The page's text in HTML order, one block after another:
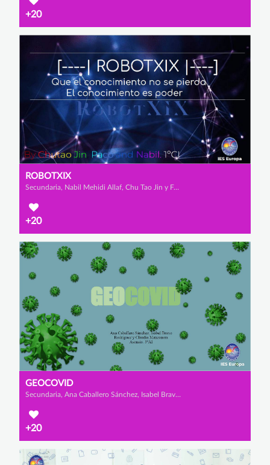
+20
ROBOTXIX
Secundaria, Nabil Mehidi Allaf, Chu Tao Jin y Francisco Castro Martínez
+20
GEOCOVID
Secundaria, Ana Caballero Sánchez, Isabel Bravo Rodríguez y Claudia Manzanero Asensio
+20